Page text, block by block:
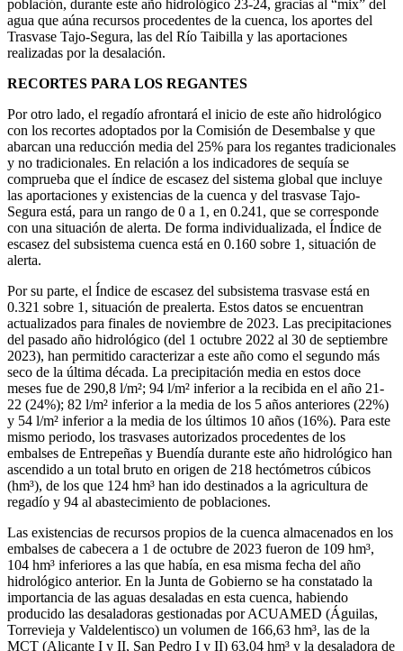
población, durante este año hidrológico 23-24, gracias al “mix” del
agua que aúna recursos procedentes de la cuenca, los aportes del
Trasvase Tajo-Segura, las del Río Taibilla y las aportaciones
realizadas por la desalación.
RECORTES PARA LOS REGANTES
Por otro lado, el regadío afrontará el inicio de este año hidrológico
con los recortes adoptados por la Comisión de Desembalse y que
abarcan una reducción media del 25% para los regantes tradicionales
y no tradicionales. En relación a los indicadores de sequía se
comprueba que el índice de escasez del sistema global que incluye
las aportaciones y existencias de la cuenca y del trasvase Tajo-
Segura está, para un rango de 0 a 1, en 0.241, que se corresponde
con una situación de alerta. De forma individualizada, el Índice de
escasez del subsistema cuenca está en 0.160 sobre 1, situación de
alerta.
Por su parte, el Índice de escasez del subsistema trasvase está en
0.321 sobre 1, situación de prealerta. Estos datos se encuentran
actualizados para finales de noviembre de 2023. Las precipitaciones
del pasado año hidrológico (del 1 octubre 2022 al 30 de septiembre
2023), han permitido caracterizar a este año como el segundo más
seco de la última década. La precipitación media en estos doce
meses fue de 290,8 l/m²; 94 l/m² inferior a la recibida en el año 21-
22 (24%); 82 l/m² inferior a la media de los 5 años anteriores (22%)
y 54 l/m² inferior a la media de los últimos 10 años (16%). Para este
mismo periodo, los trasvases autorizados procedentes de los
embalses de Entrepeñas y Buendía durante este año hidrológico han
ascendido a un total bruto en origen de 218 hectómetros cúbicos
(hm³), de los que 124 hm³ han ido destinados a la agricultura de
regadío y 94 al abastecimiento de poblaciones.
Las existencias de recursos propios de la cuenca almacenados en los
embalses de cabecera a 1 de octubre de 2023 fueron de 109 hm³,
104 hm³ inferiores a las que había, en esa misma fecha del año
hidrológico anterior. En la Junta de Gobierno se ha constatado la
importancia de las aguas desaladas en esta cuenca, habiendo
producido las desaladoras gestionadas por ACUAMED (Águilas,
Torrevieja y Valdelentisco) un volumen de 166,63 hm³, las de la
MCT (Alicante I y II, San Pedro I y II) 63,04 hm³ y la desaladora de